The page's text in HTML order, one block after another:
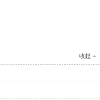
收起